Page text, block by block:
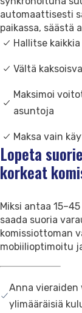
Ota
automaattisesti
paikassa, säästä
Hallitse
Vältä
Maksimoi
asuntoja
Maksa vain
Lopeta
korkeat
Miksi antaa
saada suoria
komissiottoman
mobiilioptimoitu
Anna vieraiden
ylimääräisiä